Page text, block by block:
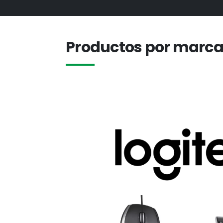
Productos por marca